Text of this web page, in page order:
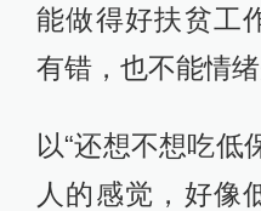
能做得好扶贫工
有错，也不能情
以“还想不想吃低
人的感觉，好像